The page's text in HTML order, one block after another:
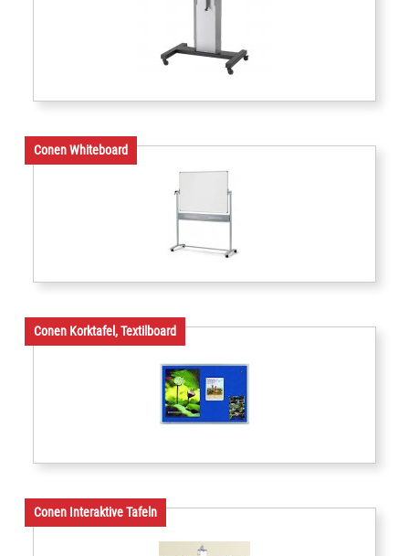
Conen Whiteboard
Conen Korktafel, Textilboard
Conen Interaktive Tafeln